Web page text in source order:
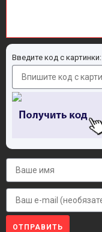
Введите код с картинки:
ОТПРАВИТЬ